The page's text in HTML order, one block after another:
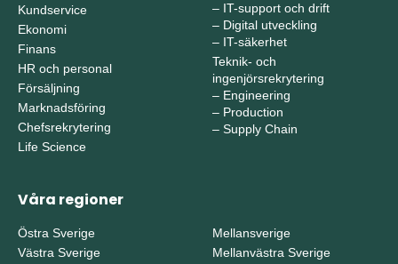
Kundservice
Ekonomi
Finans
HR och personal
Försäljning
Marknadsföring
Chefsrekrytering
Life Science
– IT-support och drift
– Digital utveckling
– IT-säkerhet
Teknik- och
ingenjörsrekrytering
– Engineering
– Production
– Supply Chain
Våra regioner
Östra Sverige
Västra Sverige
Mellansverige
Mellanvästra Sverige